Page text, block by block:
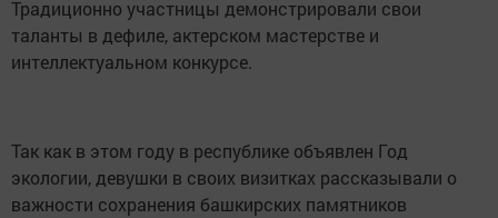
Традиционно участницы демонстрировали свои
таланты в дефиле, актерском мастерстве и
интеллектуальном конкурсе.
Так как в этом году в республике объявлен Год
экологии, девушки в своих визитках рассказывали о
важности сохранения башкирских памятников